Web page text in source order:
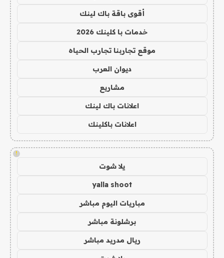
أقوى باقة باك لينك
خدمات با كلينك 2026
موقع تجاربنا تجارب الحياه
ديوان العرب
مشاريع
اعلانات باك لينك
اعلانات باكلينك
!
يلا شوت
yalla shoot
مباريات اليوم مباشر
برشلونة مباشر
ريال مدريد مباشر